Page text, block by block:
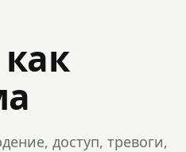
доступ, тревоги,